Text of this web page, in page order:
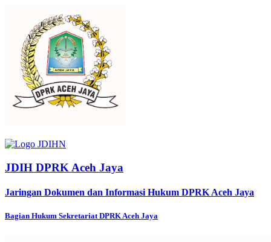
JDIH DPRK Aceh Jaya
Jaringan Dokumen dan Informasi Hukum DPRK Aceh Jaya
Bagian Hukum Sekretariat DPRK Aceh Jaya